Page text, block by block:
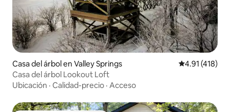
Casa del árbol en Valley Springs Calificación
4.91 (418)
Casa del árbol Lookout Loft
Ubicación · Calidad-precio · Acceso